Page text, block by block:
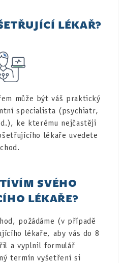
LÉKAŘ?
může být váš praktický
specialista (psychiatr,
ke kterému nejčastěji
lékaře uvedete
SVÉHO
LÉKAŘE?
požádáme (v případě
lékaře, aby vás do 8
a vyplnil formulář
termín vyšetření si